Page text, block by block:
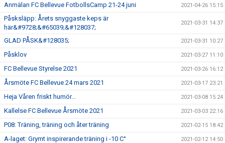
Anmälan FC Bellevue FotbollsCamp 21-24 juni 2021-04-26 15:15
Påsksläpp: Årets snyggaste keps är
här&#9728;&#65039;&#128037;
2021-03-31 14:37
GLAD PÅSK&#128035; 2021-03-31 10:27
Påsklov 2021-03-27 11:10
FC Bellevue Styrelse 2021 2021-03-26 16:12
Årsmöte FC Bellevue 24 mars 2021 2021-03-17 23:21
Heja Våren friskt humör... 2021-03-08 15:24
Kallelse FC Bellevue Årsmöte 2021 2021-03-03 22:16
P08: Träning, träning och åter träning 2021-02-15 18:42
A-laget: Grymt inspirerande träning i -10 C° 2021-02-12 14:50